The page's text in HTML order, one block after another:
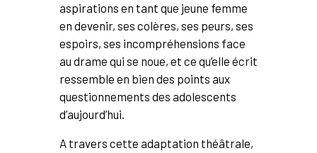
aspirations en tant que jeune femme
en devenir, ses colères, ses peurs, ses
espoirs, ses incompréhensions face
au drame qui se noue, et ce qu’elle écrit
ressemble en bien des points aux
questionnements des adolescents
d’aujourd’hui.
A travers cette adaptation théâtrale,